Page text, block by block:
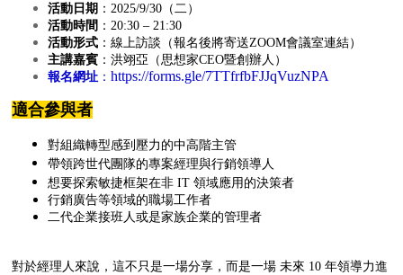
活動日期 ：2025/9/30（二）
活動時間 ：20:30 – 21:30
活動形式 ：線上訪談（報名後將寄送ZOOM會議室連結）
主講嘉賓 ：洪翊亞（思想家CEO暨創辦人）
報名網址 ： https://forms.gle/7TTfrfbFJJqVuzNPA
適合參與者
對組織轉型感到壓力的中高階主管
帶領跨世代團隊的專案經理與行銷領導人
想要探索敏捷框架在非 IT領域應用的決策者
行銷廣告等領域的職場工作者
二代企業接班人或是家族企業的管理者
對於經理人來說，這不只是一場分享，而是一場 未來 10 年領導力進